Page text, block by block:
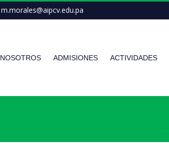
m.morales@aipcv.edu.pa
NOSOTROS ADMISIONES ACTIVIDADES